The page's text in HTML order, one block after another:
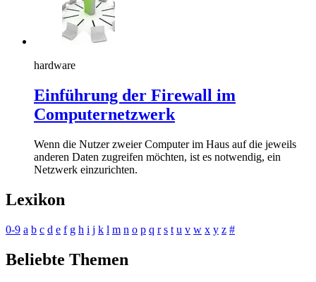
hardware
Einführung der Firewall im
Computernetzwerk
Wenn die Nutzer zweier Computer im Haus auf die jeweils
anderen Daten zugreifen möchten, ist es notwendig, ein
Netzwerk einzurichten.
Lexikon
0-9 a b c d e f g h i j k l m n o p q r s t u v w x y z #
Beliebte Themen